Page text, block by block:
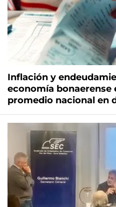
Inflación y
economía bonaerense
promedio nacional en